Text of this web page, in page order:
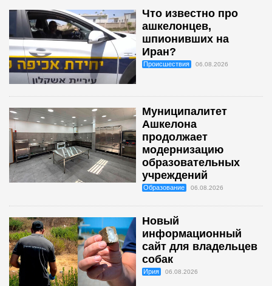
Что известно про
ашкелонцев,
шпионивших на
Иран?
Происшествия 06.08.2026
Муниципалитет
Ашкелона
продолжает
модернизацию
образовательных
учреждений
Образование 06.08.2026
Новый
информационный
сайт для владельцев
собак
Ирия 06.08.2026